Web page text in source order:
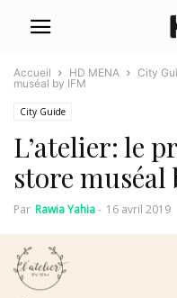
Accueil HD MENA City
muséal by IFM
City Guide
L’atelier: le
store muséal
Par Rawia Yahia- 16 avril 2019